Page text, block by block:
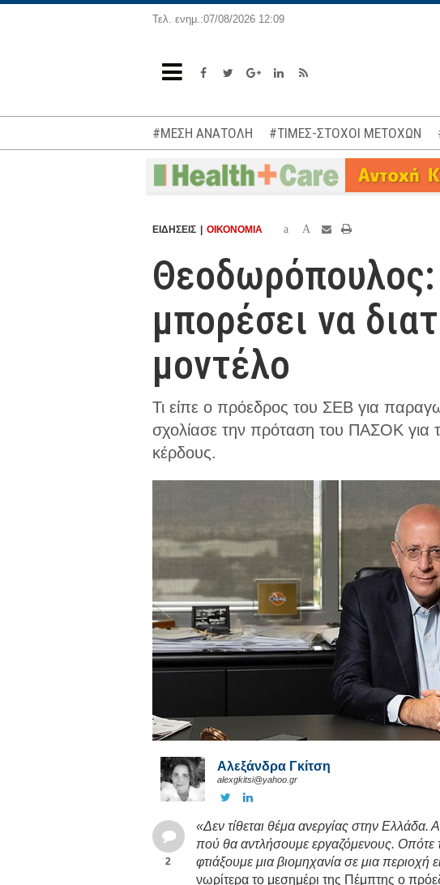
Τελ. ενημ.:07/08/2026 12:09
#ΜΕΣΗ ΑΝΑΤΟΛΗ #ΤΙΜΕΣ-ΣΤΟΧΟΙ ΜΕΤΟΧΩΝ
ΕΙΔΗΣΕΙΣ ΟΙΚΟΝΟΜΙΑ a A
μπορέσει να
μοντέλο
Τι είπε ο πρόεδρος του ΣΕΒ για
σχολίασε την πρόταση του ΠΑΣΟΚ για
κέρδους.
Αλεξάνδρα Γκίτση
alexgkitsi@yahoo.gr
2
«Δεν τίθεται θέμα ανεργίας στην Ελλάδα.
πού θα αντλήσουμε εργαζόμενους. Οπότε
φτιάξουμε μια βιομηχανία σε μια περιοχή
νωρίτερα το μεσημέρι της Πέμπτης ο